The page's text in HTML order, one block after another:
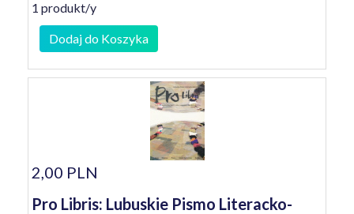
1 produkt/y
Dodaj do Koszyka
2,00 PLN
Pro Libris: Lubuskie Pismo Literacko-